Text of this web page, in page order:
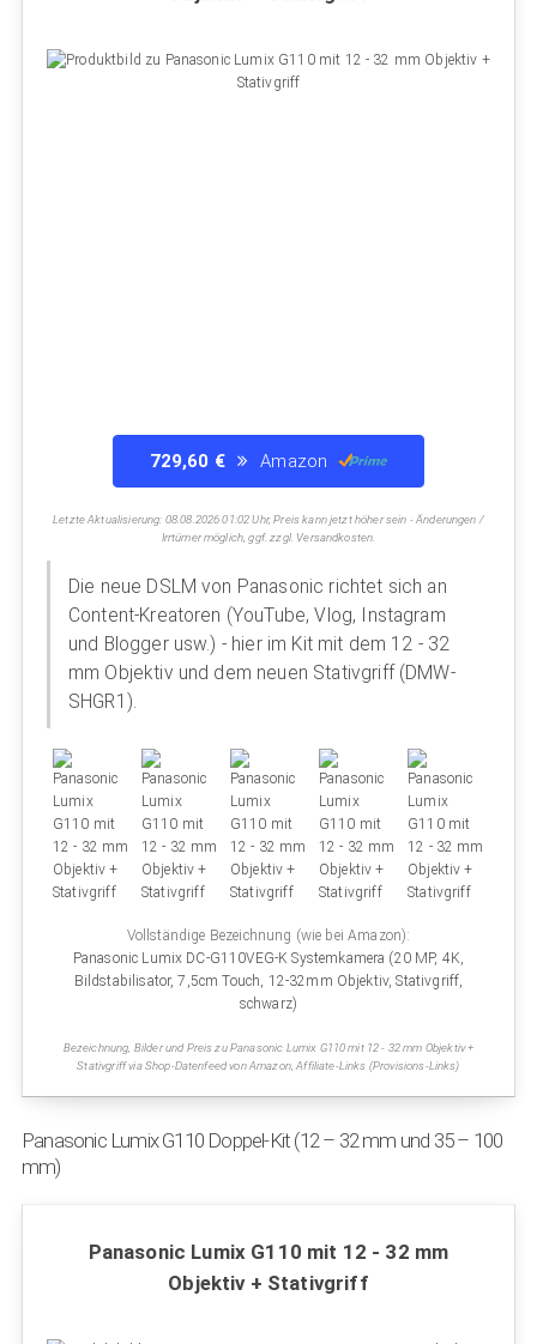
729,60 € Amazon
Letzte Aktualisierung: 08.08.2026 01:02 Uhr, Preis kann jetzt höher sein - Änderungen /
Irrtümer möglich, ggf. zzgl. Versandkosten.
Die neue DSLM von Panasonic richtet sich an
Content-Kreatoren (YouTube, Vlog, Instagram
und Blogger usw.) - hier im Kit mit dem 12 - 32
mm Objektiv und dem neuen Stativgriff (DMW-
SHGR1).
Vollständige Bezeichnung (wie bei Amazon):
Panasonic Lumix DC-G110VEG-K Systemkamera (20 MP, 4K,
Bildstabilisator, 7,5cm Touch, 12-32mm Objektiv, Stativgriff,
schwarz)
Bezeichnung, Bilder und Preis zu Panasonic Lumix G110 mit 12 - 32 mm Objektiv +
Stativgriff via Shop-Datenfeed von Amazon, Affiliate-Links (Provisions-Links)
Panasonic Lumix G110 Doppel-Kit (12 – 32 mm und 35 – 100
mm)
Panasonic Lumix G110 mit 12 - 32 mm
Objektiv + Stativgriff